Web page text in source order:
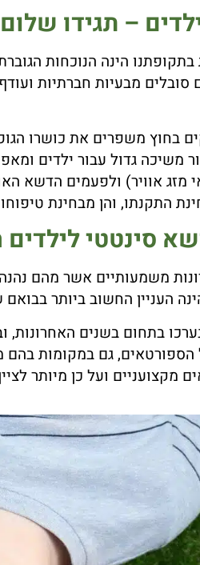
– תגידו
הינה הנוכחות
מבעיות חברתיות
בחוץ משפרים את כושרו
משיכה גדול עבור ילדים
מזג אוויר) ולפעמים הדשא
התקנתו, והן מבחינת
סינטטי לילדים
משמעותיים אשר מהם נהנה
העניין החשוב ביותר
בתחום בשנים
הספורטאים, גם במקומות
מקצועניים ועל כן מיותר